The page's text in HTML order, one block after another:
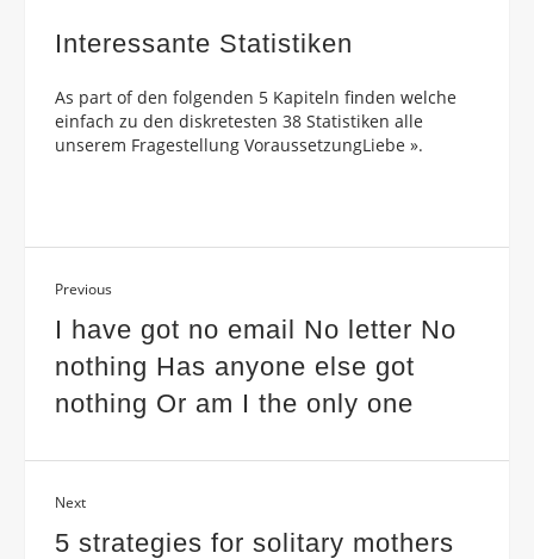
Interessante Statistiken
As part of den folgenden 5 Kapiteln finden welche
einfach zu den diskretesten 38 Statistiken alle
unserem Fragestellung VoraussetzungLiebe ».
Previous
I have got no email No letter No
nothing Has anyone else got
nothing Or am I the only one
Next
5 strategies for solitary mothers